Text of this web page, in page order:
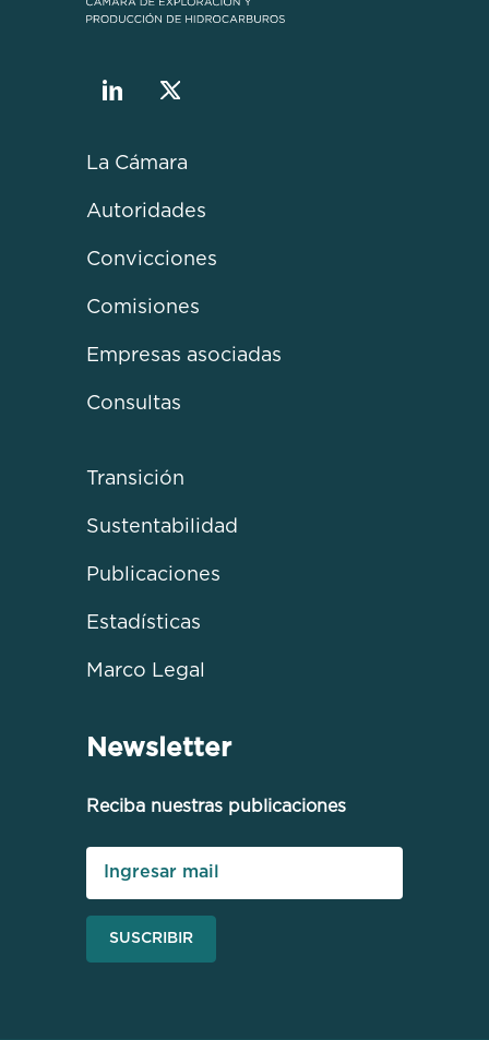
La Cámara
Autoridades
Convicciones
Comisiones
Empresas asociadas
Consultas
Transición
Sustentabilidad
Publicaciones
Estadísticas
Marco Legal
Newsletter
Reciba nuestras publicaciones
SUSCRIBIR